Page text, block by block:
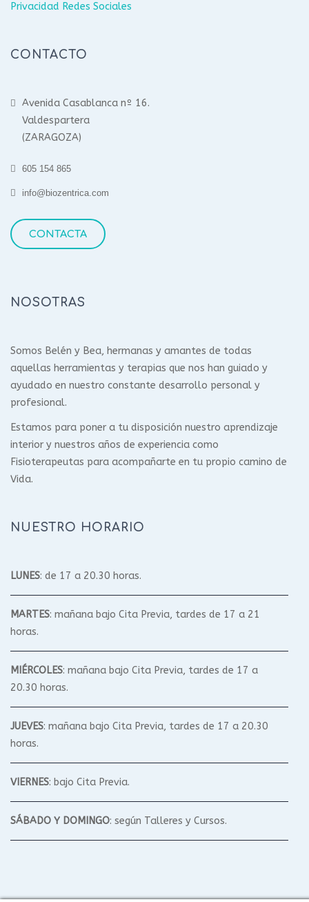
Privacidad Redes Sociales
CONTACTO
Avenida Casablanca nº 16.
Valdespartera
(ZARAGOZA)
605 154 865
info@biozentrica.com
CONTACTA
NOSOTRAS
Somos Belén y Bea, hermanas y amantes de todas
aquellas herramientas y terapias que nos han guiado y
ayudado en nuestro constante desarrollo personal y
profesional.
Estamos para poner a tu disposición nuestro aprendizaje
interior y nuestros años de experiencia como
Fisioterapeutas para acompañarte en tu propio camino de
Vida.
NUESTRO HORARIO
LUNES: de 17 a 20.30 horas.
MARTES: mañana bajo Cita Previa, tardes de 17 a 21
horas.
MIÉRCOLES: mañana bajo Cita Previa, tardes de 17 a
20.30 horas.
JUEVES: mañana bajo Cita Previa, tardes de 17 a 20.30
horas.
VIERNES: bajo Cita Previa.
SÁBADO Y DOMINGO: según Talleres y Cursos.